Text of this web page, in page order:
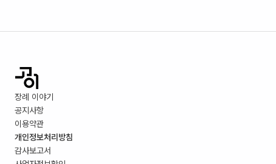
장례 이야기
공지사항
이용약관
개인정보처리방침
감사보고서